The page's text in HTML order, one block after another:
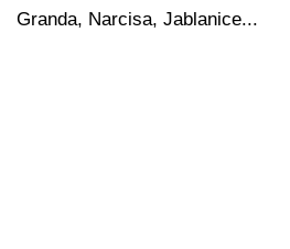
Granda, Narcisa, Jablanice...